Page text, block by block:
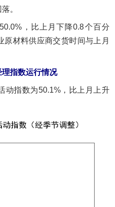
。
，比上月下降0.8个百分
原材料供应商交货时间与上月
指数运行情况
动指数为50.1%，比上月上升